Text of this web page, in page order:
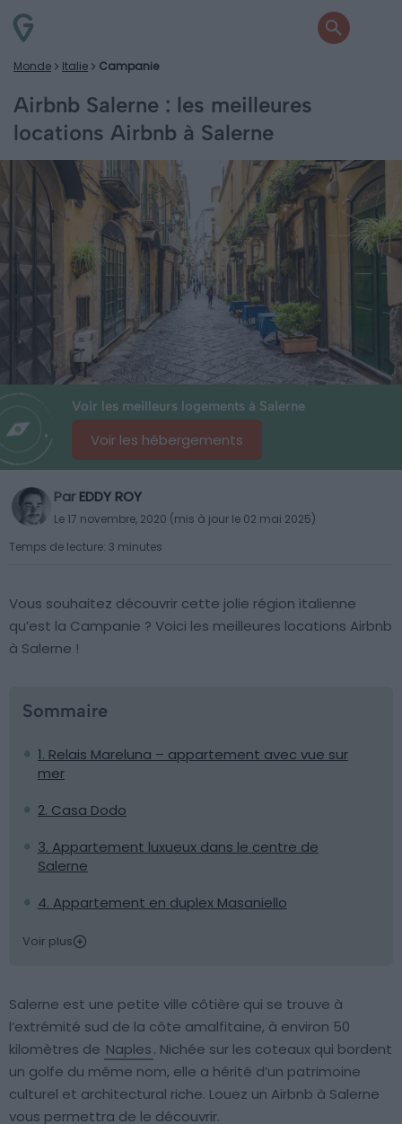
Monde Italie Campanie
Airbnb Salerne : les meilleures
locations Airbnb à Salerne
Voir les meilleurs logements à Salerne
Voir les hébergements
Par EDDY ROY
Le 17 novembre, 2020 (mis à jour le 02 mai 2025)
Temps de lecture: 3 minutes
Vous souhaitez découvrir cette jolie région italienne
qu’est la Campanie ? Voici les meilleures locations Airbnb
à Salerne !
Sommaire
1. Relais Mareluna – appartement avec vue sur
mer
2. Casa Dodo
3. Appartement luxueux dans le centre de
Salerne
4. Appartement en duplex Masaniello
Voir plus
Salerne est une petite ville côtière qui se trouve à
l’extrémité sud de la côte amalfitaine, à environ 50
kilomètres de Naples. Nichée sur les coteaux qui bordent
un golfe du même nom, elle a hérité d’un patrimoine
culturel et architectural riche. Louez un Airbnb à Salerne
vous permettra de le découvrir.